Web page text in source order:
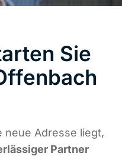
Sie
neue Adresse liegt,
Partner